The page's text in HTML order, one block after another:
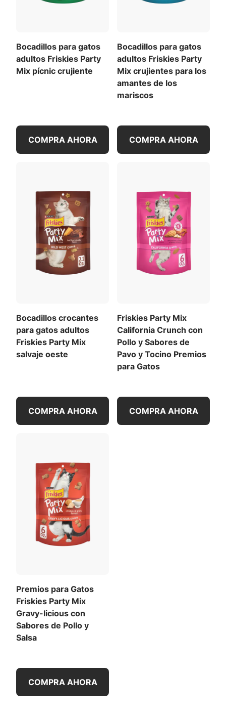
(preservada con
Ver todos los ingredientes
Descargar la lista completa de ingredientes (PDF)
utilizarse como una comida completa. Dale a tu
perro 2 bocadillos por cada libra de peso corporal,
sin exceder los 10 bocadillos diarios. La ingesta
calórica de bocadillos no debe superar el 10 % de
la ingesta calórica diaria total del gato. Si se le dan
Proporciona la cantidad adecuada de agua limpia
en un recipiente limpio todos los días.
Para controlar la salud de tu mascota, visita al
(EM):
4063 kcal/kg
1.4 kcal/unidad
Para una lista de todas las recomendaciones de
alimentación, Descargar la tabla de alimentación
completa(PDF)
Bocadillos para gatos
adultos Friskies Party
Mix pícnic crujiente
COMPRA AHORA
Bocadillos para gatos
adultos Friskies Party
Mix crujientes para los
amantes de los
mariscos
COMPRA AHORA
Bocadillos crocantes
para gatos adultos
Friskies Party Mix
salvaje oeste
COMPRA AHORA
Friskies Party Mix
California Crunch con
Pollo y Sabores de
Pavo y Tocino Premios
para Gatos
COMPRA AHORA
Premios para Gatos
Friskies Party Mix
Gravy-licious con
Sabores de Pollo y
Salsa
COMPRA AHORA